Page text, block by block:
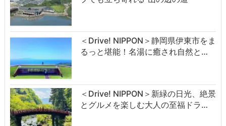
＜Drive! NIPPON＞静岡県伊東市をま
るっと堪能！名湯に癒され自然と…
＜Drive! NIPPON＞新緑の日光、絶景
とグルメを楽しむ大人の至福ドラ…